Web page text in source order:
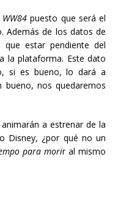
WW84 puesto que será el
Además de los datos de
que estar pendiente del
la plataforma. Este dato
si es bueno, lo dará a
nos quedaremos
a estrenar de la
Disney, ¿por qué no un
para morir al mismo